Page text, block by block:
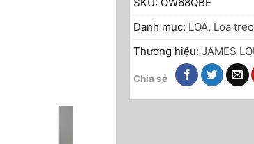
SKU: OW68QBE
Danh mục: LOA, Loa
Thương hiệu: JAMES
Chia sẻ